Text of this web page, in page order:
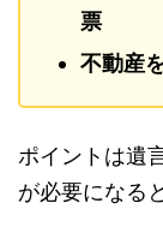
票
不動産
ポイントは遺
が必要になる